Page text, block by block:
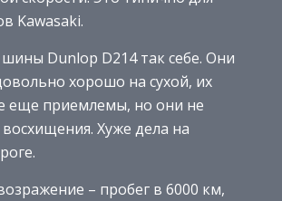
Kawasaki.
Dunlop D214 так себе. Они
хорошо на сухой, их
еще приемлемы, но они не
Хуже дела на
– пробег в 6000 км,